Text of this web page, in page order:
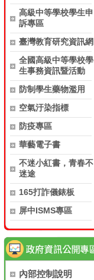
高級中等學校學生申
訴專區
臺灣教育研究資訊網
全國高級中等學校學
生事務資訊暨活動
防制學生藥物濫用
空氣汙染指標
防疫專區
華藝電子書
不迷小紅書，青春不
迷途
165打詐儀錶板
屏中ISMS專區
內部控制說明